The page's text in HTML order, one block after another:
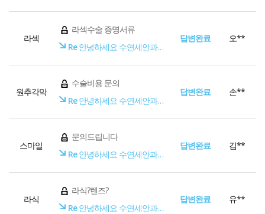
라섹
라섹수술 증명서류
Re안녕하세요 수연세안과입니다.
답변완료 오**
원추각막
수술비용 문의
Re안녕하세요 수연세안과입니다.
답변완료 손**
스마일
문의드립니다
Re안녕하세요 수연세안과입니다.
답변완료 김**
라식
라식?렌즈?
Re안녕하세요 수연세안과입니다.
답변완료 유**